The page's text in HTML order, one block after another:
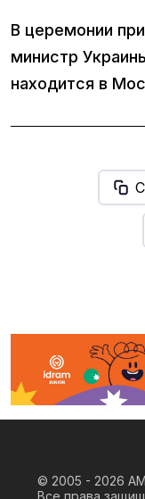
В церемонии
министр
находится в
© 2005 - 2026